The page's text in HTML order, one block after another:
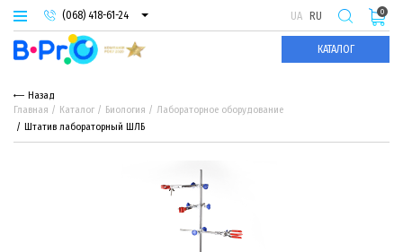
(068) 418-61-24
(093) 974-66-94
(095) 987-29-55
UA RU
КАТАЛОГ
0
Назад
Главная
Каталог Биология
Лабораторное оборудование
Штатив лабораторный ШЛБ